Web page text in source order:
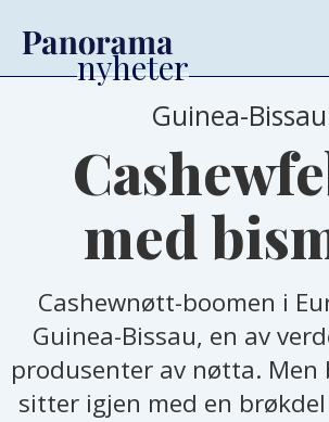
Guinea-
med
Cashewnøtt-boomen i
Guinea-Bissau, en av
produsenter av nøtta. Men
sitter igjen med en